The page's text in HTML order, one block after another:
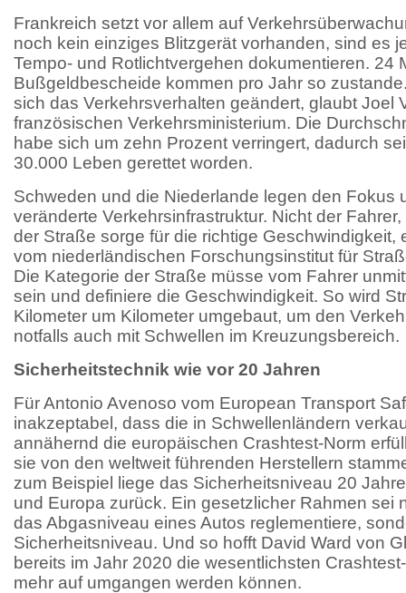
Frankreich setzt vor allem auf
noch kein einziges Blitzgerät vorhanden, sind es
Tempo- und Rotlichtvergehen dokumentieren. 24
Bußgeldbescheide kommen pro Jahr so
sich das Verkehrsverhalten geändert, glaubt Joel
französischen Verkehrsministerium. Die
habe sich um zehn Prozent verringert, dadurch
30.000 Leben gerettet worden.
Schweden und die Niederlande legen den Fokus
veränderte Verkehrsinfrastruktur. Nicht der
der Straße sorge für die richtige Geschwindigkeit,
vom niederländischen Forschungsinstitut für
Die Kategorie der Straße müsse vom Fahrer
sein und definiere die Geschwindigkeit. So wird
Kilometer um Kilometer umgebaut, um den
notfalls auch mit Schwellen im Kreuzungsbereich.
Sicherheitstechnik wie vor 20 Jahren
Für Antonio Avenoso vom European Transport
inakzeptabel, dass die in Schwellenländern
annähernd die europäischen Crashtest-Norm
sie von den weltweit führenden Herstellern
zum Beispiel liege das Sicherheitsniveau 20
und Europa zurück. Ein gesetzlicher Rahmen sei
das Abgasniveau eines Autos reglementiere,
Sicherheitsniveau. Und so hofft David Ward von
bereits im Jahr 2020 die wesentlichsten
mehr auf umgangen werden können.